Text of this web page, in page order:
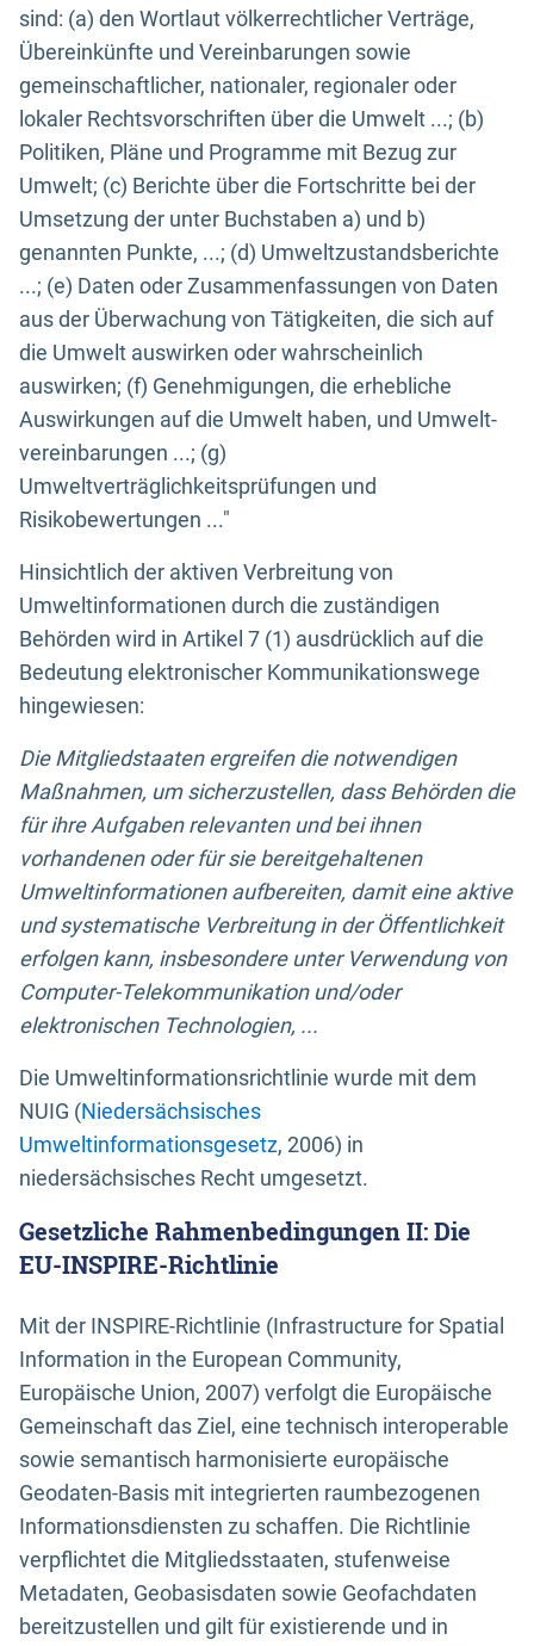
sind: (a) den Wortlaut völkerrechtlicher Verträge,
Übereinkünfte und Vereinbarungen sowie
gemeinschaftlicher, nationaler, regionaler oder
lokaler Rechtsvorschriften über die Umwelt ...; (b)
Politiken, Pläne und Programme mit Bezug zur
Umwelt; (c) Berichte über die Fortschritte bei der
Umsetzung der unter Buchstaben a) und b)
genannten Punkte, ...; (d) Umweltzustandsberichte
...; (e) Daten oder Zusammenfassungen von Daten
aus der Überwachung von Tätigkeiten, die sich auf
die Umwelt auswirken oder wahrscheinlich
auswirken; (f) Genehmigungen, die erhebliche
Auswirkungen auf die Umwelt haben, und Umwelt-
vereinbarungen ...; (g)
Umweltverträglichkeitsprüfungen und
Risikobewertungen ..."
Hinsichtlich der aktiven Verbreitung von
Umweltinformationen durch die zuständigen
Behörden wird in Artikel 7 (1) ausdrücklich auf die
Bedeutung elektronischer Kommunikationswege
hingewiesen:
Die Mitgliedstaaten ergreifen die notwendigen
Maßnahmen, um sicherzustellen, dass Behörden die
für ihre Aufgaben relevanten und bei ihnen
vorhandenen oder für sie bereitgehaltenen
Umweltinformationen aufbereiten, damit eine aktive
und systematische Verbreitung in der Öffentlichkeit
erfolgen kann, insbesondere unter Verwendung von
Computer-Telekommunikation und/oder
elektronischen Technologien, ...
Die Umweltinformationsrichtlinie wurde mit dem
NUIG (Niedersächsisches
Umweltinformationsgesetz, 2006) in
niedersächsisches Recht umgesetzt.
Gesetzliche Rahmenbedingungen II: Die
EU-INSPIRE-Richtlinie
Mit der INSPIRE-Richtlinie (Infrastructure for Spatial
Information in the European Community,
Europäische Union, 2007) verfolgt die Europäische
Gemeinschaft das Ziel, eine technisch interoperable
sowie semantisch harmonisierte europäische
Geodaten-Basis mit integrierten raumbezogenen
Informationsdiensten zu schaffen. Die Richtlinie
verpflichtet die Mitgliedsstaaten, stufenweise
Metadaten, Geobasisdaten sowie Geofachdaten
bereitzustellen und gilt für existierende und in